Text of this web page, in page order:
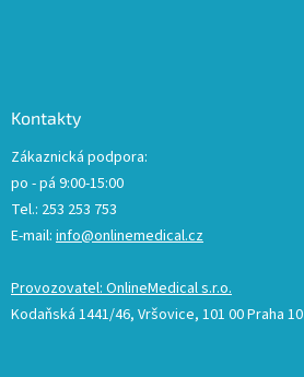
Kontakty
Zákaznická podpora:
po - pá 9:00-15:00
Tel.: 253 253 753
E-mail: info@onlinemedical.cz
Provozovatel: OnlineMedical s.r.o.
Kodaňská 1441/46, Vršovice, 101 00 Praha 10